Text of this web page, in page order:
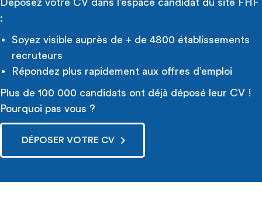
Déposez votre CV dans l’espace candidat du site FHF
:
Soyez visible auprès de + de 4800 établissements
recruteurs
Répondez plus rapidement aux offres d’emploi
Plus de 100 000 candidats ont déjà déposé leur CV !
Pourquoi pas vous ?
DÉPOSER VOTRE CV